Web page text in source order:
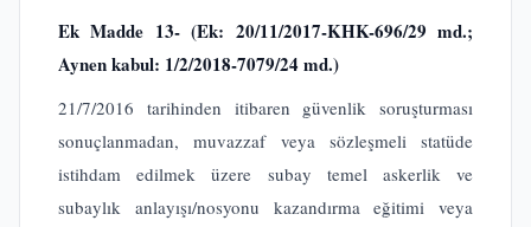
Ek Madde 13- (Ek: 20/11/2017-KHK-696/29 md.;
Aynen kabul: 1/2/2018-7079/24 md.)
21/7/2016 tarihinden itibaren güvenlik soruşturması
sonuçlanmadan, muvazzaf veya sözleşmeli statüde
istihdam edilmek üzere subay temel askerlik ve
subaylık anlayışı/nosyonu kazandırma eğitimi veya